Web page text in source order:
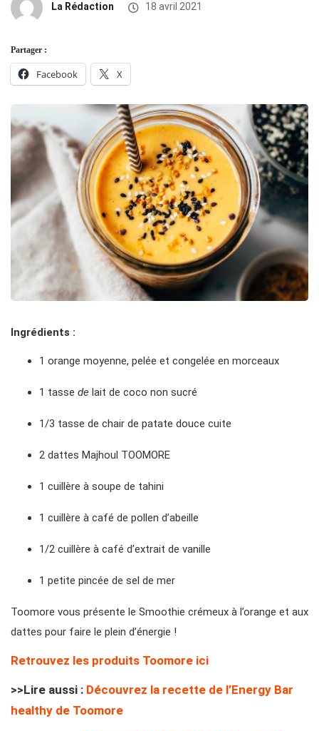
La Rédaction 18 avril 2021
Partager :
Facebook X
Ingrédients :
1 orange moyenne, pelée et congelée en morceaux
1 tasse de lait de coco non sucré
1/3 tasse de chair de patate douce cuite
2 dattes Majhoul TOOMORE
1 cuillère à soupe de tahini
1 cuillère à café de pollen d’abeille
1/2 cuillère à café d’extrait de vanille
1 petite pincée de sel de mer
Toomore vous présente le Smoothie crémeux à l’orange et aux
dattes pour faire le plein d’énergie !
Retrouvez les produits Toomore ici
>>Lire aussi : Découvrez la recette de l’Energy Bar
healthy de Toomore